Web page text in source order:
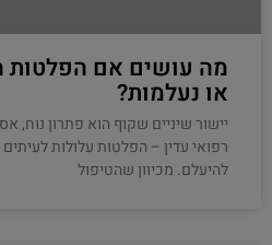
מה עושים אם הפלטות
או נעלמות?
יישור שיניים שקוף הוא פתרון נוח,
רפואי עדין – הפלטות עלולות
להיעלם. מכיוון שהטיפול